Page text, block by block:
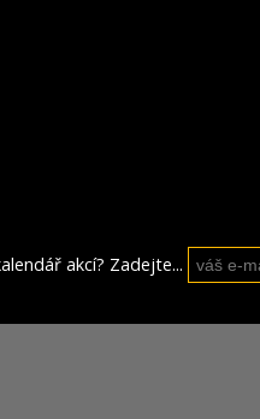
akcí? Zadejte...